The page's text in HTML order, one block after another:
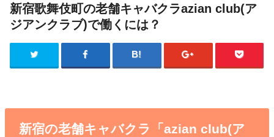
新宿歌舞伎町の老舗キャバクラazian club(ア
ジアンクラブ)で働くには？
新宿の老舗キャバクラ「azian club(ア